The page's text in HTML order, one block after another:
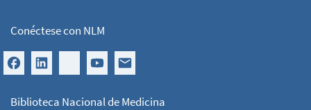
Conéctese con NLM
Biblioteca Nacional de Medicina